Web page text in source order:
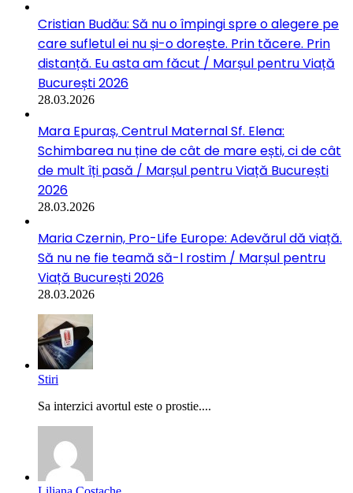
Cristian Budău: Să nu o împingi spre o alegere pe
care sufletul ei nu și-o dorește. Prin tăcere. Prin
distanță. Eu asta am făcut / Marșul pentru Viață
București 2026
28.03.2026
Mara Epuraș, Centrul Maternal Sf. Elena:
Schimbarea nu ține de cât de mare ești, ci de cât
de mult îți pasă / Marșul pentru Viață București
2026
28.03.2026
Maria Czernin, Pro-Life Europe: Adevărul dă viață.
Să nu ne fie teamă să-l rostim / Marșul pentru
Viață București 2026
28.03.2026
Stiri
Sa interzici avortul este o prostie....